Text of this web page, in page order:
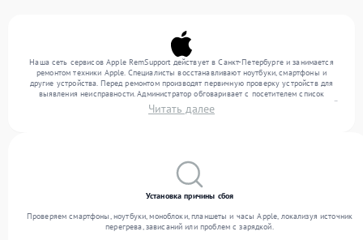
Наша сеть сервисов Apple RemSupport действует в Санкт-Петербурге и занимается
ремонтом техники Apple. Специалисты восстанавливают ноутбуки, смартфоны и
другие устройства. Перед ремонтом производят первичную проверку устройств для
выявления неисправности. Администратор обговаривает с посетителем список
нужных услуг и цену. Только потом техники осуществляют восстановление с заменой
запчастей по необходимости. По окончании работ их качество подтверждается
Читать далее
Установка причины сбоя
Проверяем смартфоны, ноутбуки, моноблоки, планшеты и часы Apple, локализуя источник
перегрева, зависаний или проблем с зарядкой.